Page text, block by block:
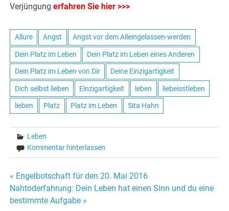
Verjüngungerfahren Sie hier >>>
Allure Angst Angst vor dem Alleingelassen-werden
Dein Platz im Leben Dein Platz im Leben eines Anderen
Dein Platz im Leben von Dir Deine Einzigartigkeit
Dich selbst lieben Einzigartigkeit leben liebeisstleben
lieben Platz Platz im Leben Sita Hahn
Leben
Kommentar hinterlassen
Beitrags-
« Engelbotschaft für den 20. Mai 2016
Nahtoderfahrung: Dein Leben hat einen Sinn und du eine
bestimmte Aufgabe »